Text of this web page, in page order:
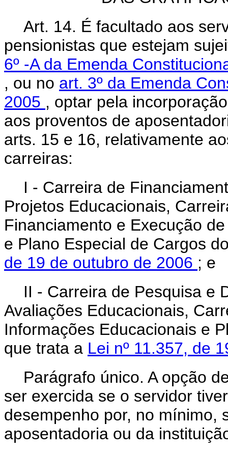
Art. 14. É facultado aos
pensionistas que estejam
6º -A da Emenda
, ou no art. 3º da Emenda
2005 , optar pela
aos proventos de
arts. 15 e 16, relativamente
carreiras:
I - Carreira de
Projetos Educacionais,
Financiamento e Execução
e Plano Especial de Cargos
de 19 de outubro de 2006 ; e
II - Carreira de Pesquisa e
Avaliações Educacionais,
Informações Educacionais e
que trata a Lei nº 11.357, de
Parágrafo único. A opção
ser exercida se o servidor
desempenho por, no mínimo,
aposentadoria ou da